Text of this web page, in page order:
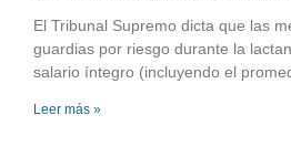
El Tribunal Supremo dicta que las
guardias por riesgo durante la
salario íntegro (incluyendo el
Leer más »